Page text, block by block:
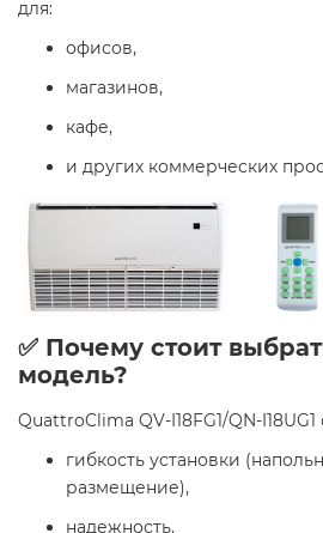
для:
офисов,
магазинов,
кафе,
и других коммерческих
✅ Почему стоит
модель?
QuattroClima QV-I18FG1/QN-I18UG1
гибкость установки
размещение),
надежность,